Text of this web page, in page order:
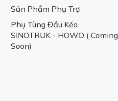
Sản Phẩm Phụ Trợ
Phụ Tùng Đầu Kéo
SINOTRUK - HOWO ( Coming
Soon)